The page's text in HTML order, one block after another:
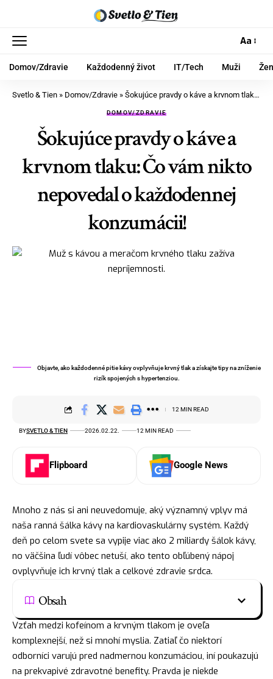
Aa
Domov/Zdravie Každodenný život IT/Tech Muži
Svetlo & Tien » Domov/Zdravie » Šokujúce pravdy o káve a krvnom tlaku: Čo vám nikto nepovedal o každodennej konzumácii!
DOMOV/ZDRAVIE
Šokujúce pravdy o káve a
krvnom tlaku: Čo vám nikto
nepovedal o každodennej
konzumácii!
Objavte, ako každodenné pitie kávy ovplyvňuje krvný tlak a získajte tipy na zníženie
rizík spojených s hypertenziou.
BYSVETLO & TIEN 2026.02.22. 12 MIN READ
12 MIN READ
Flipboard Google News
Mnoho z nás si ani neuvedomuje, aký významný vplyv má
naša ranná šálka kávy na kardiovaskulárny systém. Každý
deň po celom svete sa vypije viac ako 2 miliardy šálok kávy,
no väčšina ľudí vôbec netuší, ako tento obľúbený nápoj
ovplyvňuje ich krvný tlak a celkové zdravie srdca.
Obsah
Vzťah medzi kofeínom a krvným tlakom je oveľa
komplexnejší, než si mnohí myslia. Zatiaľ čo niektorí
odborníci varujú pred nadmernou konzumáciou, iní poukazujú
na prekvapivé zdravotné benefity. Pravda je niekde